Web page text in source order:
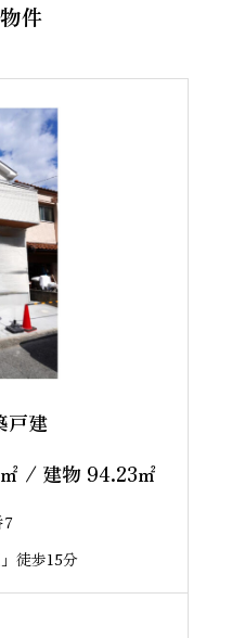
件
戸建
㎡ / 建物 94.23㎡
7
徒歩15分